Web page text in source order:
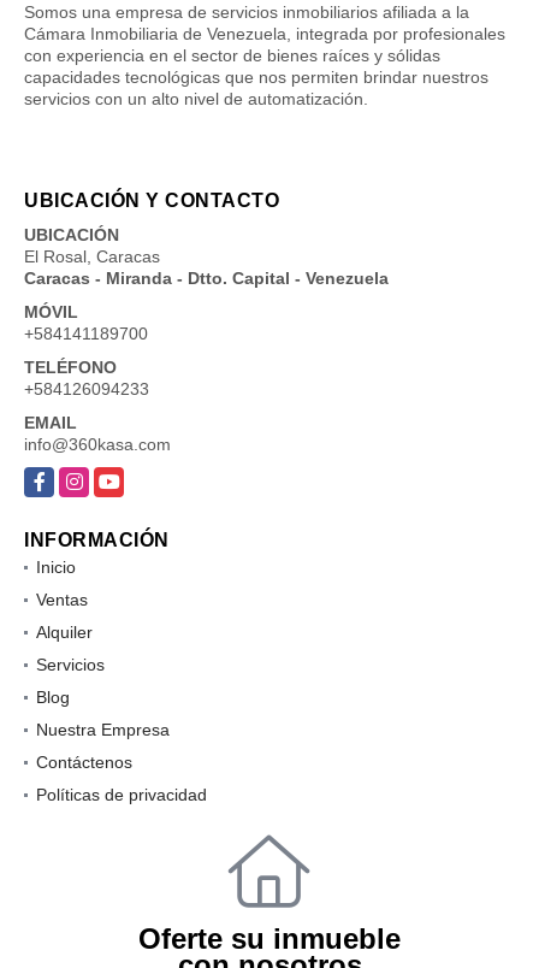
Somos una empresa de servicios inmobiliarios afiliada a la
Cámara Inmobiliaria de Venezuela, integrada por profesionales
con experiencia en el sector de bienes raíces y sólidas
capacidades tecnológicas que nos permiten brindar nuestros
servicios con un alto nivel de automatización.
UBICACIÓN Y CONTACTO
UBICACIÓN
El Rosal, Caracas
Caracas - Miranda - Dtto. Capital - Venezuela
MÓVIL
+584141189700
TELÉFONO
+584126094233
EMAIL
info@360kasa.com
Facebook
InstagramYouTube
INFORMACIÓN
Inicio
Ventas
Alquiler
Servicios
Blog
Nuestra Empresa
Contáctenos
Políticas de privacidad
Oferte su inmueble